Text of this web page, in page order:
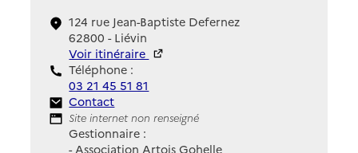
124 rue Jean-Baptiste Defernez
62800 - Liévin
Voir itinéraire
Téléphone :
03 21 45 51 81
Contact
Contact
Site Internet
Site internet non renseigné
Gestionnaire :
- Association Artois Gohelle